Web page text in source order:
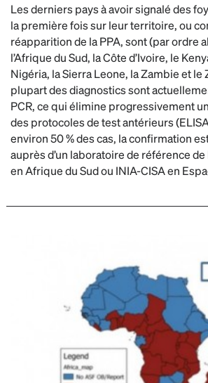
Les derniers pays à avoir signalé des
la première fois sur leur territoire, ou
réapparition de la PPA, sont (par ordre
l’Afrique du Sud, la Côte d’Ivoire, le
Nigéria, la Sierra Leone, la Zambie et le
plupart des diagnostics sont
PCR, ce qui élimine progressivement
des protocoles de test antérieurs
environ 50 % des cas, la confirmation
auprès d’un laboratoire de référence de
en Afrique du Sud ou INIA-CISA en